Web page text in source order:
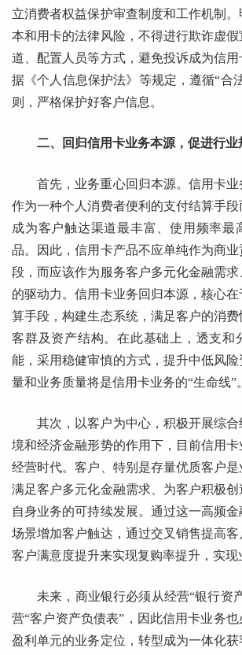
立消费者权益保护审查制度和工作机制
本和用卡的法律风险，不得进行欺诈虚
道、配置人员等方式，避免投诉成为信
据《个人信息保护法》等规定，遵循“合
则，严格保护好客户信息。
二、回归信用卡业务本源，促进行业
首先，业务重心回归本源。信用卡
作为一种个人消费者便利的支付结算手
成为客户触达渠道最丰富、使用频率最
品。因此，信用卡产品不应单纯作为商
段，而应该作为服务客户多元化金融需
的驱动力。信用卡业务回归本源，核心
算手段，构建生态系统，满足客户的消
客群及资产结构。在此基础上，透支和
能，采用稳健审慎的方式，提升中低风
量和业务质量将是信用卡业务的“生命线”。
其次，以客户为中心，积极开展综
境和经济金融形势的作用下，目前信用
经营时代。客户、特别是存量优质客户
满足客户多元化金融需求、为客户积极
自身业务的可持续发展。通过这一高频
场景增加客户触达，通过交叉销售提高
客户满意度提升来实现复购率提升，实现
未来，商业银行必须从经营“银行资
营“客户资产负债表”，因此信用卡业务
盈利单元的业务定位，转型成为一体化